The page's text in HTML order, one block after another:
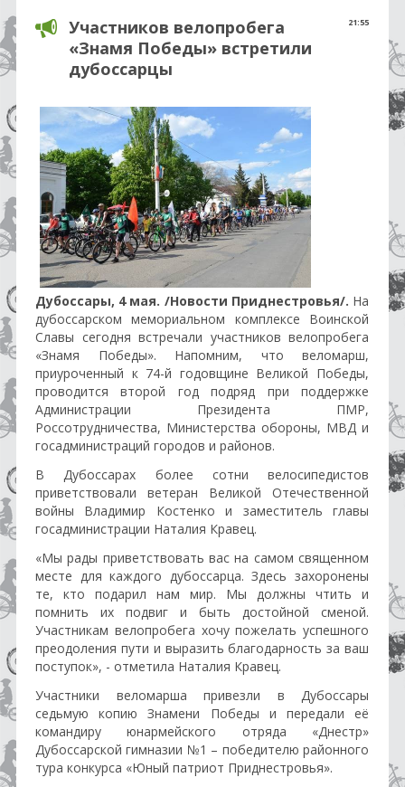
21:55
Участников велопробега
«Знамя Победы» встретили
дубоссарцы
Дубоссары, 4 мая. /Новости Приднестровья/. На
дубоссарском мемориальном комплексе Воинской
Славы сегодня встречали участников велопробега
«Знамя Победы». Напомним, что веломарш,
приуроченный к 74-й годовщине Великой Победы,
проводится второй год подряд при поддержке
Администрации Президента ПМР,
Россотрудничества, Министерства обороны, МВД и
госадминистраций городов и районов.
В Дубоссарах более сотни велосипедистов
приветствовали ветеран Великой Отечественной
войны Владимир Костенко и заместитель главы
госадминистрации Наталия Кравец.
«Мы рады приветствовать вас на самом священном
месте для каждого дубоссарца. Здесь захоронены
те, кто подарил нам мир. Мы должны чтить и
помнить их подвиг и быть достойной сменой.
Участникам велопробега хочу пожелать успешного
преодоления пути и выразить благодарность за ваш
поступок», - отметила Наталия Кравец.
Участники веломарша привезли в Дубоссары
седьмую копию Знамени Победы и передали её
командиру юнармейского отряда «Днестр»
Дубоссарской гимназии №1 – победителю районного
тура конкурса «Юный патриот Приднестровья».